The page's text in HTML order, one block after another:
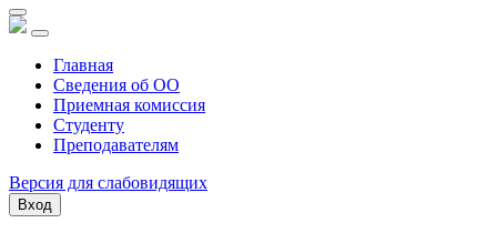
Главная
Сведения об ОО
Приемная комиссия
Студенту
Преподавателям
Версия для слабовидящих
Вход